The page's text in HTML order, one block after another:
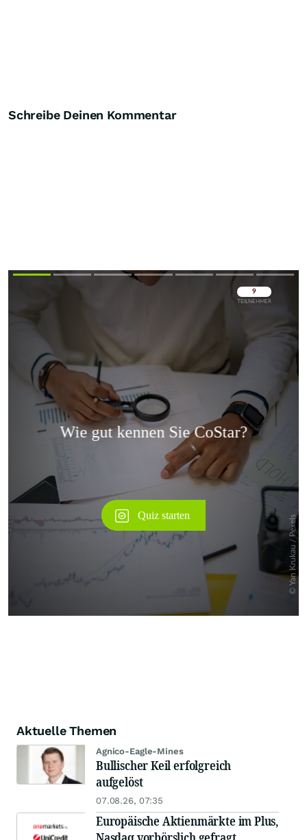
Schreibe Deinen Kommentar
Überspringen
Aktuelle Themen
Agnico-Eagle-Mines
Bullischer Keil erfolgreich
aufgelöst
07.08.26, 07:35
Europäische Aktienmärkte im Plus,